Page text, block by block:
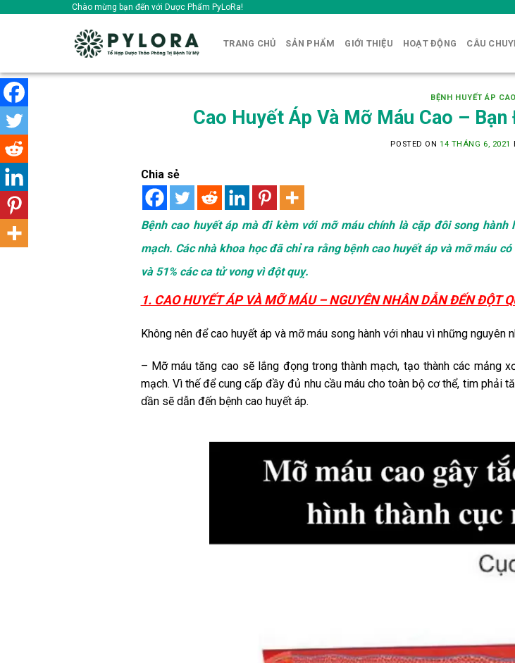
Chào mừng bạn đến với Dược Phẩm PyLoRa!
TRANG CHỦ SẢN PHẨM GIỚI THIỆU HOẠT ĐỘNG CÂU
BỆNH HUYẾT ÁP CAO
Cao Huyết Áp Và Mỡ Máu Cao –
POSTED ON 14 THÁNG 6, 2021
Chia sẻ
Bệnh cao huyết áp mà đi kèm với mỡ máu chính là cặp đôi song
mạch. Các nhà khoa học đã chỉ ra rằng bệnh cao huyết áp và mỡ máu
và 51% các ca tử vong vì đột quỵ.
1. CAO HUYẾT ÁP VÀ MỠ MÁU – NGUYÊN NHÂN DẪN ĐẾN ĐỘT
Không nên để cao huyết áp và mỡ máu song hành với nhau vì những nguyên
– Mỡ máu tăng cao sẽ lắng đọng trong thành mạch, tạo thành các mảng
mạch. Vì thế để cung cấp đầy đủ nhu cầu máu cho toàn bộ cơ thể, tim phải
dần sẽ dẫn đến bệnh cao huyết áp.